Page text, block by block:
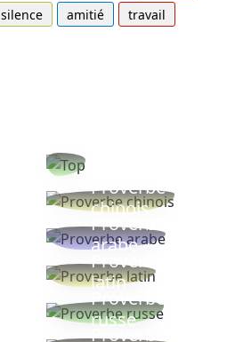
silence amitié
travail
Proverbe
chinois
Proverbe
arabe
Proverbe
latin
Proverbe
russe
Proverbe